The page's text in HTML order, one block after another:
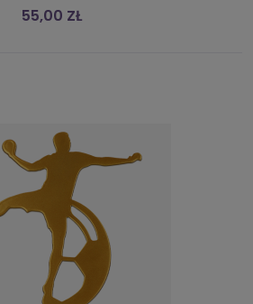
55,00 ZŁ